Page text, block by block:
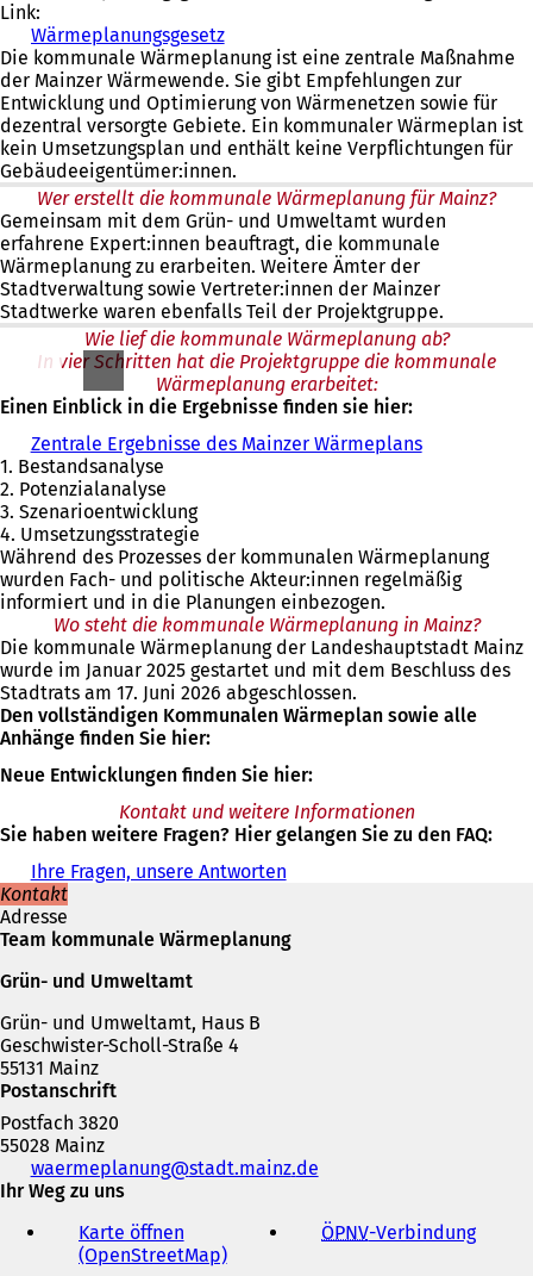
Link:
Wärmeplanungsgesetz(
Ö
f
f
n
e
t
i
n
e
i
n
e
m
n
e
u
e
n
Die kommunale Wärmeplanung ist eine zentrale Maßnahme
der Mainzer Wärmewende. Sie gibt Empfehlungen zur
Entwicklung und Optimierung von Wärmenetzen sowie für
dezentral versorgte Gebiete. Ein kommunaler Wärmeplan ist
kein Umsetzungsplan und enthält keine Verpflichtungen für
Gebäudeeigentümer:innen.
Wer erstellt die kommunale Wärmeplanung für Mainz?
Gemeinsam mit dem Grün- und Umweltamt wurden
erfahrene Expert:innen beauftragt, die kommunale
Wärmeplanung zu erarbeiten. Weitere Ämter der
Stadtverwaltung sowie Vertreter:innen der Mainzer
Stadtwerke waren ebenfalls Teil der Projektgruppe.
Wie lief die kommunale Wärmeplanung ab?
In vier Schritten hat die Projektgruppe die kommunale
Wärmeplanung erarbeitet:
Einen Einblick in die Ergebnisse finden sie hier:
Zentrale Ergebnisse des Mainzer Wärmeplans
1. Bestandsanalyse
2. Potenzialanalyse
3. Szenarioentwicklung
4. Umsetzungsstrategie
Während des Prozesses der kommunalen Wärmeplanung
wurden Fach- und politische Akteur:innen regelmäßig
informiert und in die Planungen einbezogen.
Wo steht die kommunale Wärmeplanung in Mainz?
Die kommunale Wärmeplanung der Landeshauptstadt Mainz
wurde im Januar 2025 gestartet und mit dem Beschluss des
Stadtrats am 17. Juni 2026 abgeschlossen.
Den vollständigen Kommunalen Wärmeplan sowie alle
Anhänge finden Sie hier:
Neue Entwicklungen finden Sie hier:
Kontakt und weitere Informationen
Sie haben weitere Fragen? Hier gelangen Sie zu den FAQ:
Ihre Fragen, unsere Antworten
Kontakt
Adresse
Team kommunale Wärmeplanung
Grün- und Umweltamt
Grün- und Umweltamt, Haus B
Geschwister-Scholl-Straße 4
55131 Mainz
Postanschrift
Postfach 3820
55028 Mainz
Telefon,
Fax
waermeplanung stadt.mainz de
Ihr Weg zu uns
Karte öffnen
(OpenStreetMap)(
ÖPNV-Verbindung(